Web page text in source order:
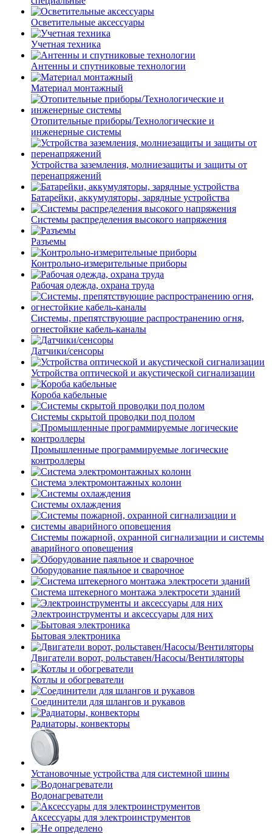
Осветительные аксессуары
Учетная техника
Антенны и спутниковые технологии
Материал монтажный
Отопительные приборы/Технологические и
инженерные системы
Устройства заземления, молниезащиты и защиты от
перенапряжений
Батарейки, аккумуляторы, зарядные устройства
Системы распределения высокого напряжения
Разъемы
Контрольно-измерительные приборы
Рабочая одежда, охрана труда
Системы, препятствующие распространению огня,
огнестойкие кабель-каналы
Датчики/сенсоры
Устройства оптической и акустической сигнализации
Короба кабельные
Системы скрытой проводки под полом
Промышленные программируемые логические
контроллеры
Система электромонтажных колонн
Системы охлаждения
Системы пожарной, охранной сигнализации и системы
аварийного оповещения
Оборудование паяльное и сварочное
Система штекерного монтажа электросети зданий
Электроинструменты и аксессуары для них
Бытовая электроника
Двигатели ворот, рольставен/Насосы/Вентиляторы
Котлы и обогреватели
Соединители для шлангов и рукавов
Радиаторы, конвекторы
Установочные устройства для системной шины
Водонагреватели
Аксессуары для электроинструментов